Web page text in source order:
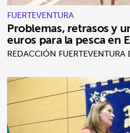
FUERTEVENTURA
Problemas, retrasos y
euros para la pesca en
REDACCIÓN FUERTEVENTURA